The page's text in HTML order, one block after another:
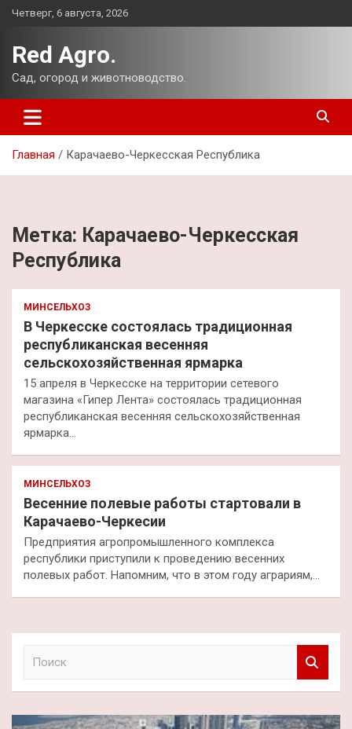
Перейти
Четверг, 6 августа, 2026
Red Agro.
Сад, огород и животноводство.
Главная Карачаево-Черкесская Республика
Метка: Карачаево-Черкесская
Республика
МИНСЕЛЬХОЗ
В Черкесске состоялась традиционная
республиканская весенняя
сельскохозяйственная ярмарка
15 апреля в Черкесске на территории сетевого
магазина «Гипер Лента» состоялась традиционная
республиканская весенняя сельскохозяйственная
ярмарка…
МИНСЕЛЬХОЗ
Весенние полевые работы стартовали в
Карачаево-Черкесии
Предприятия агропромышленного комплекса
республики приступили к проведению весенних
полевых работ. Напомним, что в этом году аграриям,…
к